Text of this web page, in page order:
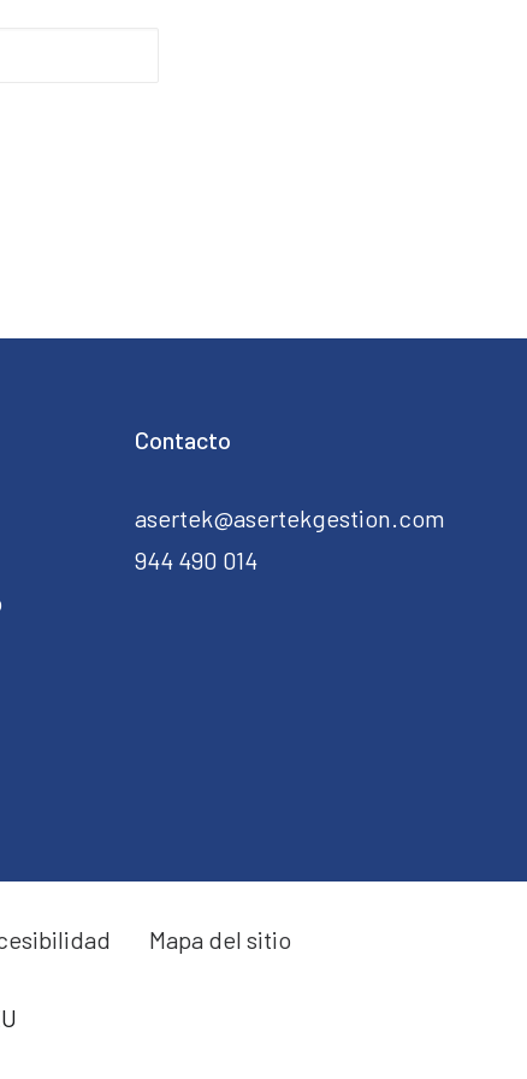
Contacto
asertek@asertekgestion.com
944 490 014
Mapa del sitio